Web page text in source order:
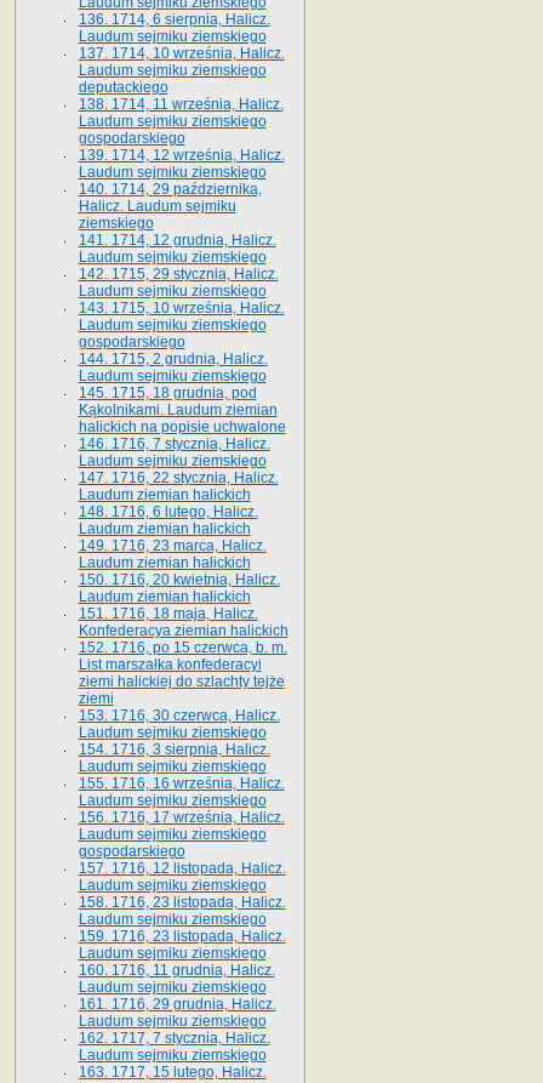
136. 1714, 6 sierpnia, Halicz.
Laudum sejmiku ziemskiego
137. 1714, 10 września, Halicz.
Laudum sejmiku ziemskiego
deputackiego
138. 1714, 11 września, Halicz.
Laudum sejmiku ziemskiego
gospodarskiego
139. 1714, 12 września, Halicz.
Laudum sejmiku ziemskiego
140. 1714, 29 października,
Halicz. Laudum sejmiku
ziemskiego
141. 1714, 12 grudnia, Halicz.
Laudum sejmiku ziemskiego
142. 1715, 29 stycznia, Halicz.
Laudum sejmiku ziemskiego
143. 1715, 10 września, Halicz.
Laudum sejmiku ziemskiego
gospodarskiego
144. 1715, 2 grudnia, Halicz.
Laudum sejmiku ziemskiego
145. 1715, 18 grudnia, pod
Kąkolnikami. Laudum ziemian
halickich na popisie uchwalone
146. 1716, 7 stycznia, Halicz.
Laudum sejmiku ziemskiego
147. 1716, 22 stycznia, Halicz.
Laudum ziemian halickich
148. 1716, 6 lutego, Halicz.
Laudum ziemian halickich
149. 1716, 23 marca, Halicz.
Laudum ziemian halickich
150. 1716, 20 kwietnia, Halicz.
Laudum ziemian halickich
151. 1716, 18 maja, Halicz.
Konfederacya ziemian halickich
152. 1716, po 15 czerwca, b. m.
List marszałka konfederacyi
ziemi halickiej do szlachty tejże
ziemi
153. 1716, 30 czerwca, Halicz.
Laudum sejmiku ziemskiego
154. 1716, 3 sierpnia, Halicz.
Laudum sejmiku ziemskiego
155. 1716, 16 września, Halicz.
Laudum sejmiku ziemskiego
156. 1716, 17 września, Halicz.
Laudum sejmiku ziemskiego
gospodarskiego
157. 1716, 12 listopada, Halicz.
Laudum sejmiku ziemskiego
158. 1716, 23 listopada, Halicz.
Laudum sejmiku ziemskiego
159. 1716, 23 listopada, Halicz.
Laudum sejmiku ziemskiego
160. 1716, 11 grudnia, Halicz.
Laudum sejmiku ziemskiego
161. 1716, 29 grudnia, Halicz.
Laudum sejmiku ziemskiego
162. 1717, 7 stycznia, Halicz.
Laudum sejmiku ziemskiego
163. 1717, 15 lutego, Halicz.